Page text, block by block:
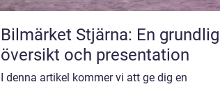
Bilmärket Stjärna: En grundlig
översikt och presentation
I denna artikel kommer vi att ge dig en